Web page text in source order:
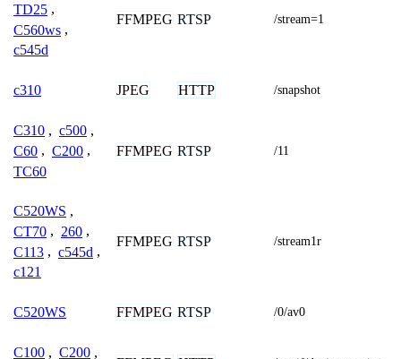
TD25 ,
C560ws ,
c545d
FFMPEG RTSP /stream=1
c310 JPEG HTTP /snapshot
C310 , c500 ,
C60 , C200 ,
TC60
FFMPEG RTSP /11
C520WS ,
CT70 , 260 ,
C113 , c545d ,
c121
FFMPEG RTSP /stream1r
C520WS FFMPEG RTSP /0/av0
C100 , C200 ,